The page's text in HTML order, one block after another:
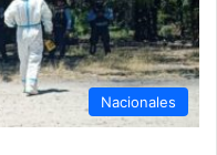
Nacionales